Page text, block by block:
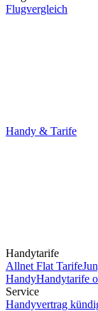
Flugvergleich
Handy & Tarife
Handytarife
Allnet Flat Tarife
HandyHandytarife
Service
Handyvertrag